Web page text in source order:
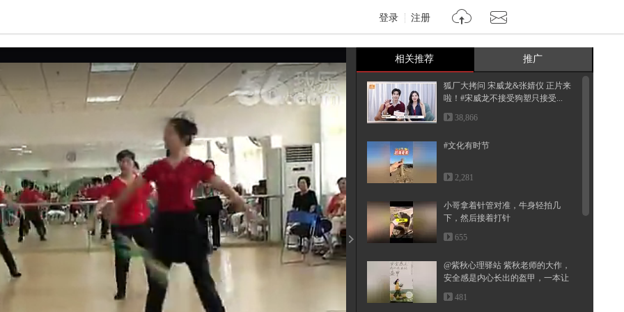
登录 注册
亮度
饱和度
相关推荐 推广
狐厂大拷问️ 宋威龙&张婧仪 正片来
啦！️#宋威龙不接受狗塑只接受...
38,866
#文化有时节
2,281
小哥拿着针管对准，牛身轻拍几
下，然后接着打针
655
@紫秋心理驿站 紫秋老师的大作，
安全感是内心长出的盔甲，一本让
生...
481